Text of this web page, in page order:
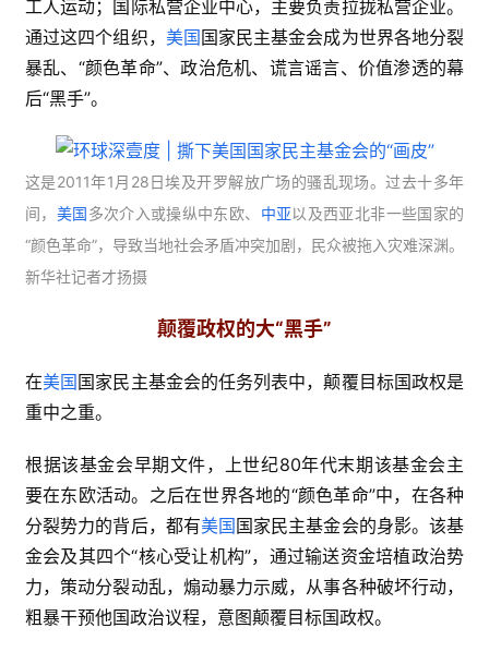
工人运动；国际私营企业中心，主要负责拉拢私营企业。
通过这四个组织， 美国 国家民主基金会成为世界各地分裂
暴乱、“颜色革命”、政治危机、谎言谣言、价值渗透的幕
后“黑手”。
这是2011年1月28日埃及开罗解放广场的骚乱现场。过去十多年
间， 美国多次介入或操纵中东欧、 中亚以及西亚北非一些国家的
“颜色革命”，导致当地社会矛盾冲突加剧，民众被拖入灾难深渊。
新华社记者才扬摄
颠覆政权的大“黑手”
在美国 国家民主基金会的任务列表中，颠覆目标国政权是
重中之重。
根据该基金会早期文件，上世纪80年代末期该基金会主
要在东欧活动。之后在世界各地的“颜色革命”中，在各种
分裂势力的背后，都有美国 国家民主基金会的身影。该基
金会及其四个“核心受让机构”，通过输送资金培植政治势
力，策动分裂动乱，煽动暴力示威，从事各种破坏行动，
粗暴干预他国政治议程，意图颠覆目标国政权。